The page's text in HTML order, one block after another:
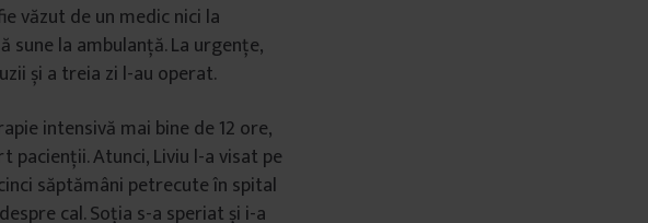
văzut de un medic nici la
la ambulanță. La urgențe,
și a treia zi l-au operat.
intensivă mai bine de 12 ore,
Atunci, Liviu l-a visat pe
săptămâni petrecute în spital
cal. Soția s-a speriat și i-a